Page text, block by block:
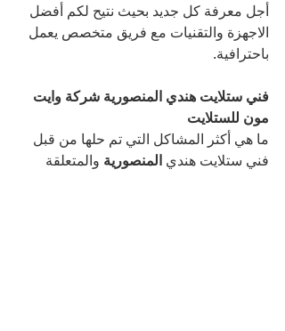
أجل معرفة كل جديد بحيث نتيح لكم أفضل
الاجهزة والتقنيات مع فريق متخصص يعمل
باحترافية.
فني ستلايت هندي المنصورية شركة وايت
مون للستلايت
ما هي أكثر المشاكل التي تم حلها من قبل
فني ستلايت هندي المنصورية والمتعلقة